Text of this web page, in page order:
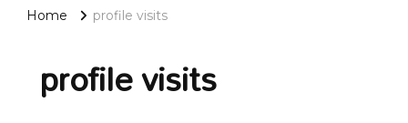
Home profile visits
profile visits